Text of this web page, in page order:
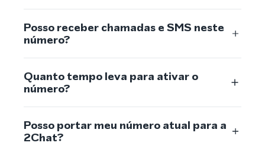
Posso receber chamadas e SMS neste
número?
Quanto tempo leva para ativar o
número?
Posso portar meu número atual para a
2Chat?